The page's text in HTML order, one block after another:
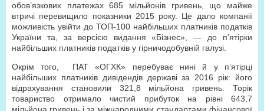
обов’язкових платежах 685 мільйонів гривень, що майже
втричі перевищило показники 2015 року. Це дало компанії
можливість увійти до ТОП-100 найбільших платників податків
України та, за версією видання «Бізнес», — до п’ятірки
найбільших платників податків у гірничодобувній галузі.
Окрім того, ПАТ «ОГХК» перебуває нині й у п’ятірці
найбільших платників дивідендів державі за 2016 рік: його
відрахування становили 321,8 мільйона гривень. Торік
товариство отримало чистий прибуток на рівні 643,7